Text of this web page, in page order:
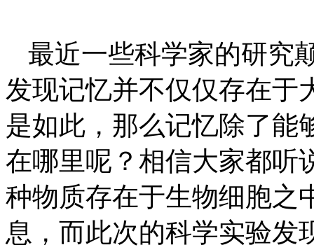
最近一些科学家的研究
发现记忆并不仅仅存在于
是如此，那么记忆除了能
在哪里呢？相信大家都听
种物质存在于生物细胞之
息，而此次的科学实验发